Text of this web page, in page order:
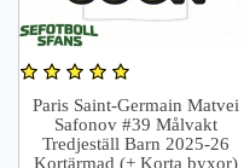
Paris Saint-Germain Matvei
Safonov #39 Målvakt
Tredjeställ Barn 2025-26
Kortärmad (+ Korta byxor)